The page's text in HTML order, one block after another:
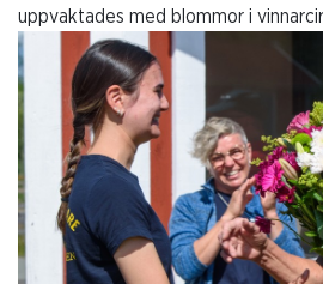
uppvaktades med blommor i